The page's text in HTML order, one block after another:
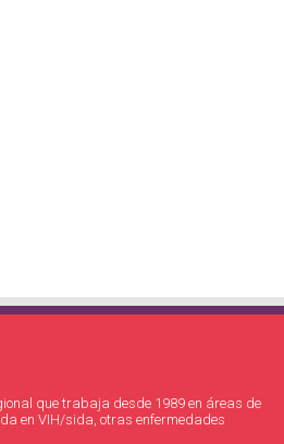
que trabaja desde 1989 en áreas de
en VIH/sida, otras enfermedades